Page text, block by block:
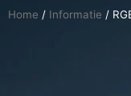
Home / Informatie /